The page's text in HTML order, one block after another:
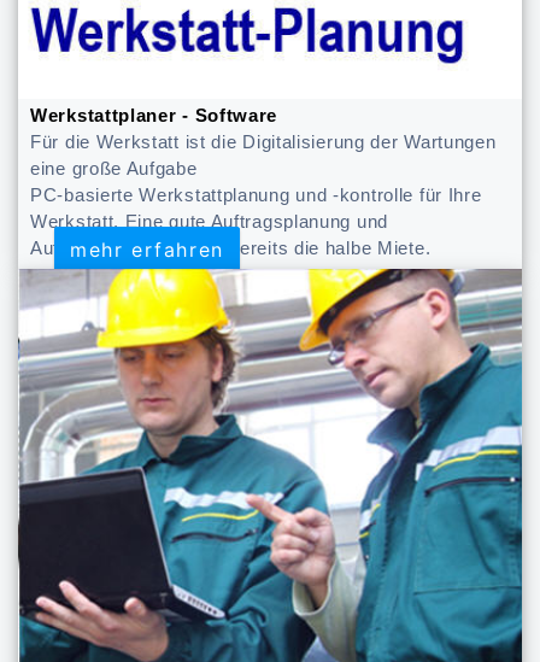
Werkstattplaner - Software
Für die Werkstatt ist die Digitalisierung der Wartungen
eine große Aufgabe
PC-basierte Werkstattplanung und -kontrolle für Ihre
Werkstatt. Eine gute Auftragsplanung und
Aufgabensteuerung ist bereits die halbe Miete.
mehr erfahren
mehr erfahren